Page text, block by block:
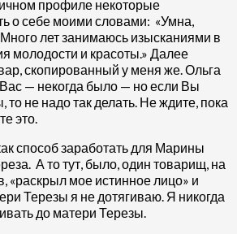
профиле некоторые
о себе моими словами: «Умна,
лет занимаюсь изысканиями в
молодости и красоты.» Далее
скопированный у меня же. Ольга
— некогда было — но если Вы
то не надо так делать. Не ждите, пока
это.
способ заработать для Марины
А то тут, было, один товарищ, на
«раскрыл мое истинное лицо» и
Терезы я не дотягиваю. Я никогда
до матери Терезы.